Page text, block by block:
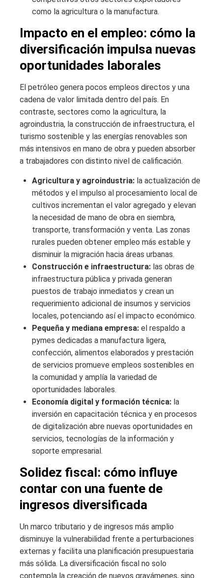
como la agricultura o la manufactura.
Impacto en el empleo: cómo la
diversificación impulsa nuevas
oportunidades laborales
El petróleo genera pocos empleos directos y una
cadena de valor limitada dentro del país. En
contraste, sectores como la agricultura, la
agroindustria, la construcción de infraestructura, el
turismo sostenible y las energías renovables son
más intensivos en mano de obra y pueden absorber
a trabajadores con distinto nivel de calificación.
Agricultura y agroindustria: la actualización de
métodos y el impulso al procesamiento local de
cultivos incrementan el valor agregado y elevan
la necesidad de mano de obra en siembra,
transporte, transformación y venta. Las zonas
rurales pueden obtener empleo más estable y
disminuir la migración hacia áreas urbanas.
Construcción e infraestructura: las obras de
infraestructura pública y privada generan
puestos de trabajo inmediatos y crean un
requerimiento adicional de insumos y servicios
locales, potenciando así el impacto económico.
Pequeña y mediana empresa: el respaldo a
pymes dedicadas a manufactura ligera,
confección, alimentos elaborados y prestación
de servicios promueve empleos sostenibles en
la comunidad y amplía la variedad de
oportunidades laborales.
Economía digital y formación técnica: la
inversión en capacitación técnica y en procesos
de digitalización abre nuevas oportunidades en
servicios, tecnologías de la información y
soporte empresarial.
Solidez fiscal: cómo influye
contar con una fuente de
ingresos diversificada
Un marco tributario y de ingresos más amplio
disminuye la vulnerabilidad frente a perturbaciones
externas y facilita una planificación presupuestaria
más sólida. La diversificación fiscal no solo
contempla la creación de nuevos gravámenes, sino